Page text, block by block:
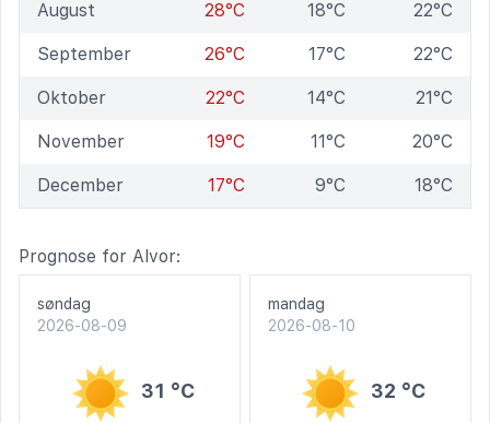
August 28°C 18°C 22°C
September 26°C 17°C 22°C
Oktober 22°C 14°C 21°C
November 19°C 11°C 20°C
December 17°C 9°C 18°C
Prognose for Alvor:
søndag
2026-08-09
31 °C
mandag
2026-08-10
32 °C